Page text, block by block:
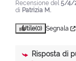
Recensione del 5/4/
di Patrizia M.
Utile(0) Segnala
Risposta di